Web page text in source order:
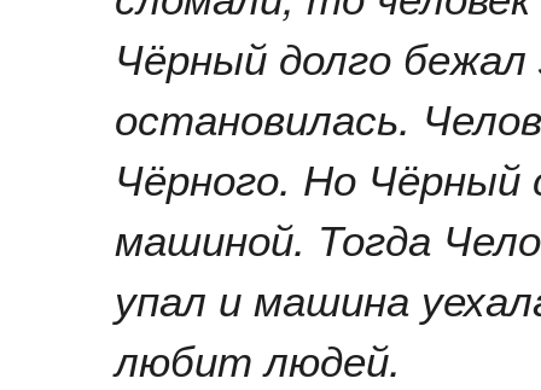
Чёрный долго
остановилась.
Чёрного. Но Чёрный
машиной. Тогда
упал и машина
любит людей.